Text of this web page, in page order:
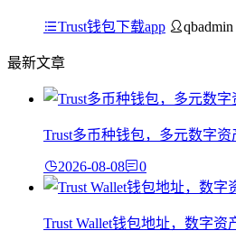
Trust钱包下载app qbadmin
最新文章
Trust多币种钱包，多元数字
2026-08-08 0
Trust Wallet钱包地址，数字资